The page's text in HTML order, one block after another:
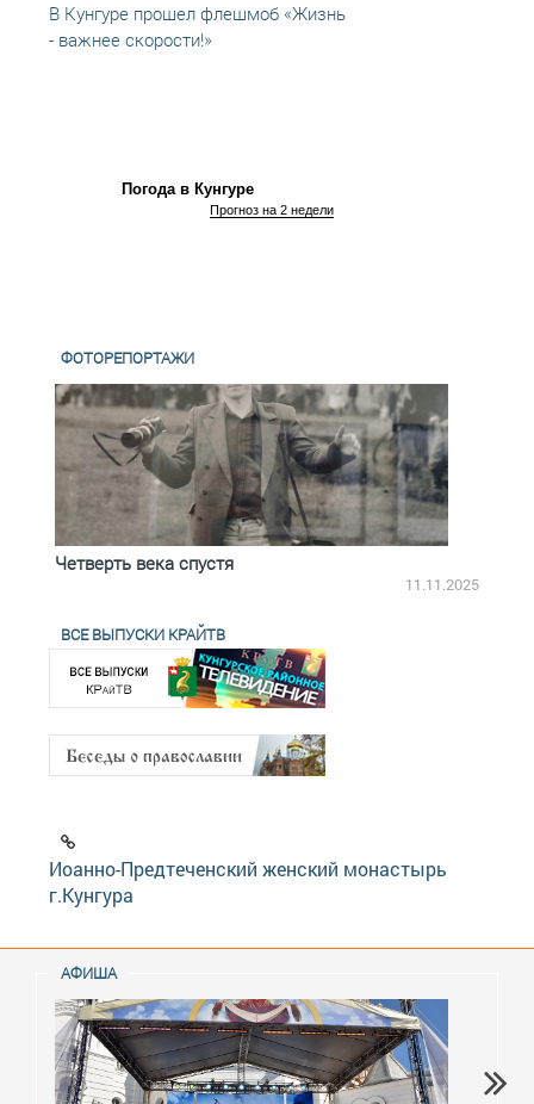
В Кунгуре прошел флешмоб «Жизнь
- важнее скорости!»
Погода в Кунгуре
Прогноз на 2 недели
ФОТОРЕПОРТАЖИ
Четверть века спустя
11.11.2025
ВСЕ ВЫПУСКИ КРАЙТВ
Иоанно-Предтеченский женский монастырь
г.Кунгура
АФИША